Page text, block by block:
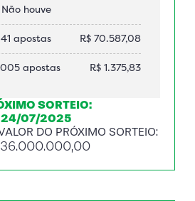
Não houve
41 apostas R$ 70.587,08
apostas R$ 1.375,83
SORTEIO:
24/07/2025
DO PRÓXIMO SORTEIO: